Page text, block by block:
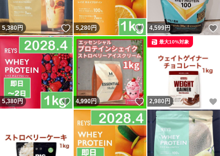
5,380円 いいね！
5,280円 いいね！
4,599円
5,380円 いいね！
4,990円 いいね！
2,980 円
最大10%対象